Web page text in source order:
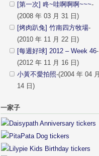
[第一次] 咚~哇啊啊啊~~~-
(2008 年 03 月 31 日)
[烤肉趴兔] 竹南四方牧場-
(2010 年 11 月 22 日)
[每週好球] 2012 – Week 46-
(2012 年 11 月 16 日)
小黃不愛拍照-(2004 年 04 月
14 日)
一家子